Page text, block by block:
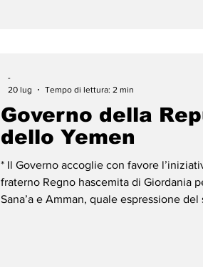
Governo della
dello Yemen
* Il Governo accoglie con favore
fraterno Regno hascemita di Giordania
Sana’a e Amman, quale espressione
-
20 lug
Tempo di lettura: 2 min